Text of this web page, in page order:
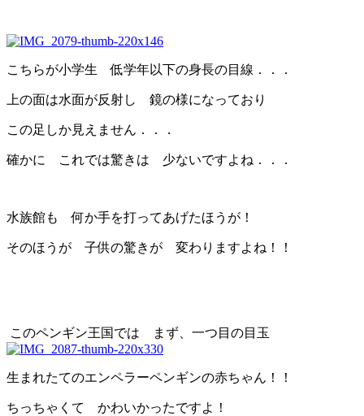
こちらが小学生 低学年以下の身長の目線．．．
上の面は水面が反射し 鏡の様になっており
この足しか見えません．．．
確かに これでは驚きは 少ないですよね．．．
水族館も 何か手を打ってあげたほうが！
そのほうが 子供の驚きが 変わりますよね！！
このペンギン王国では まず、一つ目の目玉
生まれたてのエンペラーペンギンの赤ちゃん！！
ちっちゃくて かわいかったですよ！